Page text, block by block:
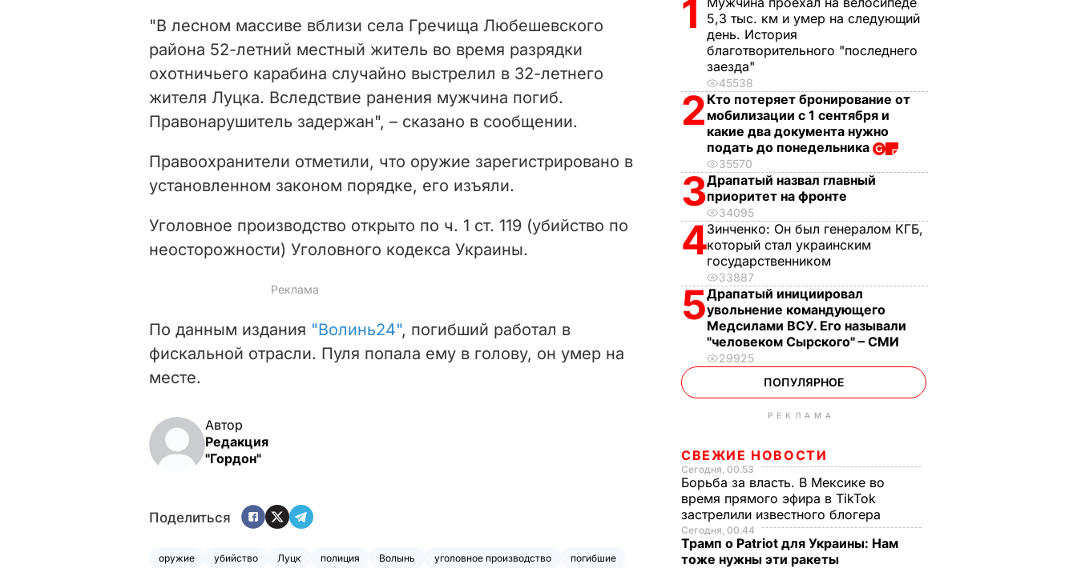
i
d
e
o
"В лесном массиве вблизи села Гречища Любешевского
района 52-летний местный житель во время разрядки
охотничьего карабина случайно выстрелил в 32-летнего
жителя Луцка. Вследствие ранения мужчина погиб.
Правонарушитель задержан", – сказано в сообщении.
Правоохранители отметили, что оружие зарегистрировано в
установленном законом порядке, его изъяли.
Уголовное производство открыто по ч. 1 ст. 119 (убийство по
неосторожности) Уголовного кодекса Украины.
По данным издания "Волинь24", погибший работал в
фискальной отрасли. Пуля попала ему в голову, он умер на
месте.
Автор
Редакция
"Гордон"
Поделиться
оружие убийство Луцк полиция Волынь уголовное производство
погибшие
1
5,3 тыс. км и умер на следующий
день. История
благотворительного "последнего
заезда"
45538
2 Кто потеряет бронирование от
мобилизации с 1 сентября и
какие два документа нужно
подать до понедельника
35570
3Драпатый назвал главный
приоритет на фронте
34095
4Зинченко: Он был генералом КГБ,
который стал украинским
государственником
33887
5Драпатый инициировал
увольнение командующего
Медсилами ВСУ. Его называли
"человеком Сырского" – СМИ
29925
ПОПУЛЯРНОЕ
РЕКЛАМА
СВЕЖИЕ НОВОСТИ
Сегодня, 00.53
Борьба за власть. В Мексике во
время прямого эфира в TikTok
застрелили известного блогера
Сегодня, 00.44
Трамп о Patriot для Украины: Нам
тоже нужны эти ракеты